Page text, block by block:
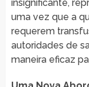
insignificante,
uma vez que a
requerem
autoridades de
maneira eficaz